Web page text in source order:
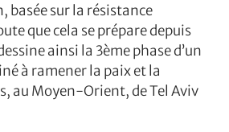
basée sur la résistance
que cela se prépare depuis
ainsi la 3ème phase d’un
à ramener la paix et la
au Moyen-Orient, de Tel Aviv